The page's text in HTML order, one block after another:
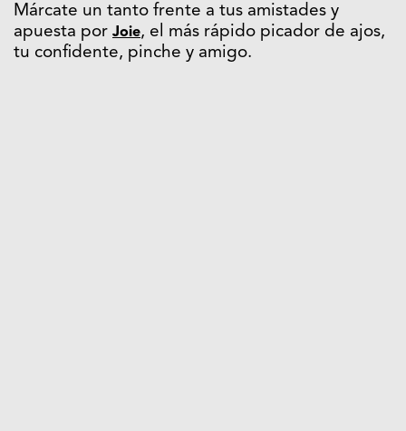
Márcate un tanto frente a tus amistades y
apuesta por Joie, el más rápido picador de ajos,
tu confidente, pinche y amigo.